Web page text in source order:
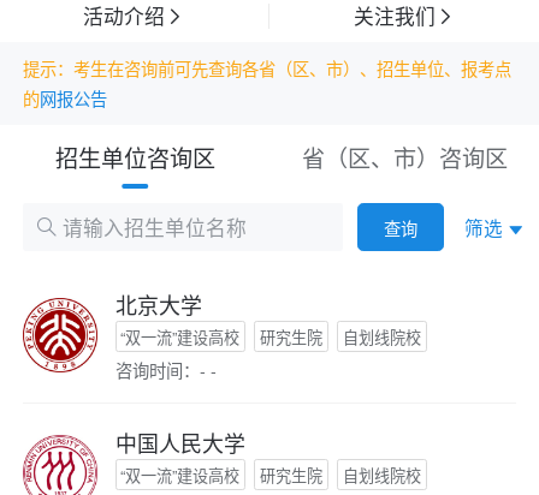
活动介绍 关注我们
提示：考生在咨询前可先查询各省（区、市）、招生单位、报考点
的网报公告
招生单位咨询区 省（区、市）咨询区
查询 筛选
北京大学
“双一流”建设高校 研究生院 自划线院校
咨询时间：- -
中国人民大学
“双一流”建设高校 研究生院 自划线院校